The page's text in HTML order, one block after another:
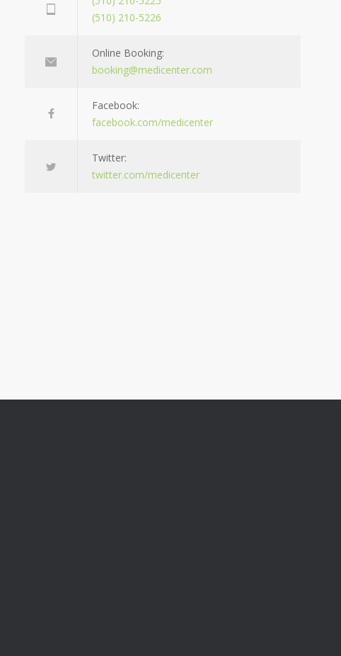
(510) 210-5226
Online Booking:
booking@medicenter.com
Facebook:
facebook.com/medicenter
Twitter:
twitter.com/medicenter